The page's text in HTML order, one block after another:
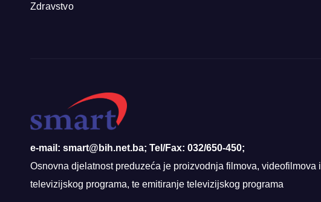
Zdravstvo
e-mail: smart@bih.net.ba; Tel/Fax: 032/650-450;
Osnovna djelatnost preduzeća je proizvodnja filmova, videofilmova i
televizijskog programa, te emitiranje televizijskog programa